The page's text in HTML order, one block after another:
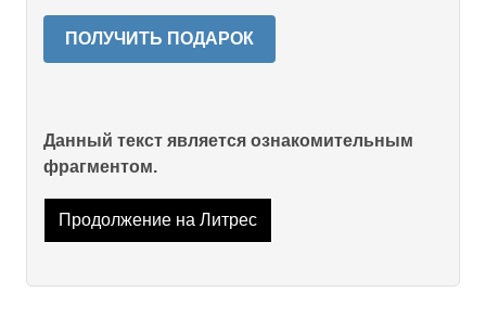
ПОЛУЧИТЬ ПОДАРОК
Данный текст является ознакомительным
фрагментом.
Продолжение на Литрес